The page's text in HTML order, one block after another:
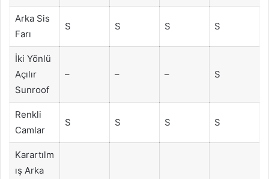
Arka Sis
Farı
S S S S
İki Yönlü
Açılır
Sunroof
– – – S
Renkli
Camlar
S S S S
Karartılm
ış Arka